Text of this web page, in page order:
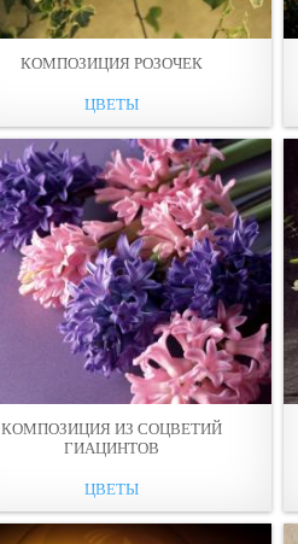
КОМПОЗИЦИЯ РОЗОЧЕК
ЦВЕТЫ
КОМПОЗИЦИЯ ИЗ СОЦВЕТИЙ
ГИАЦИНТОВ
ЦВЕТЫ